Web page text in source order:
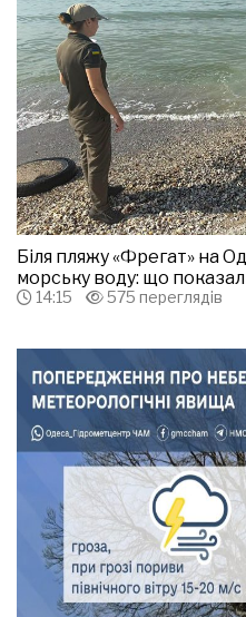
Біля пляжу «Фрегат» на
морську воду: що
14:15 575 переглядів